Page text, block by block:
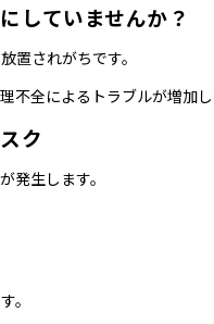
していませんか？
置されがちです。
全によるトラブルが増加し
ク
発生します。
。